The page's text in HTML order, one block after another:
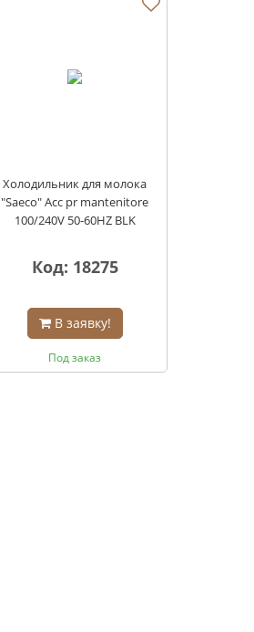
Холодильник для молока
"Saeco" Acc pr mantenitore
100/240V 50-60HZ BLK
Код: 18275
В заявку!
Под заказ